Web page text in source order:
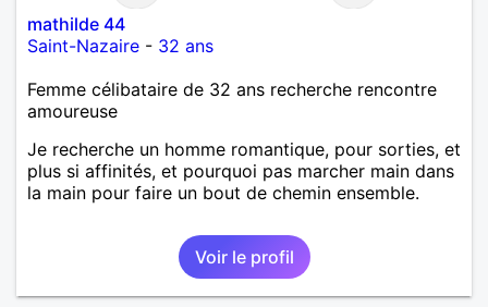
mathilde 44
Saint-Nazaire - 32 ans
Femme célibataire de 32 ans recherche rencontre
amoureuse
Je recherche un homme romantique, pour sorties, et
plus si affinités, et pourquoi pas marcher main dans
la main pour faire un bout de chemin ensemble.
Voir le profil